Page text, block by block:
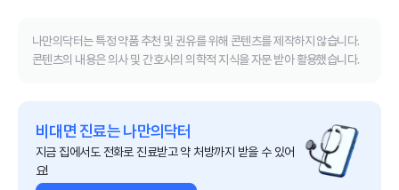
나만의닥터는 특정 약품 추천 및 권유를 위해 콘텐츠를 제작하지 않습니다.
콘텐츠의 내용은 의사 및 간호사의 의학적 지식을 자문 받아 활용했습니다.
비대면 진료는 나만의닥터
지금 집에서도 전화로 진료받고 약 처방까지 받을 수 있어
요!